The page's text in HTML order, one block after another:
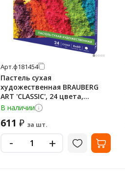
Арт.ф181454
Пастель сухая
художественная BRAUBERG
ART 'CLASSIC', 24 цвета,
круглое сечение, 181454
В наличии
611 ₽ за шт.
- +